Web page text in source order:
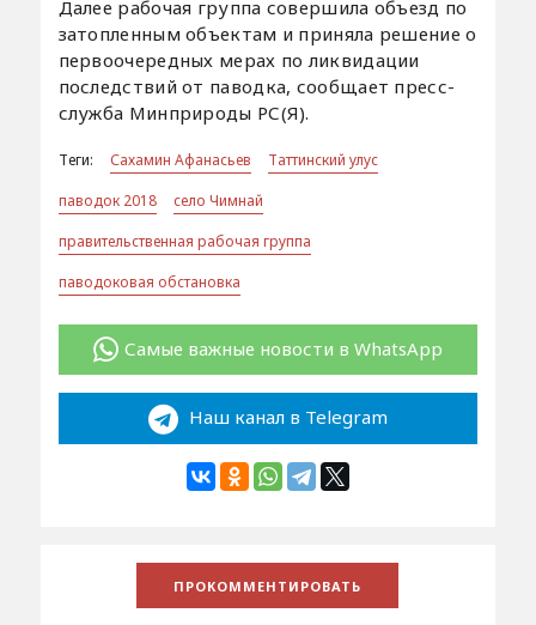
Далее рабочая группа совершила объезд по
затопленным объектам и приняла решение о
первоочередных мерах по ликвидации
последствий от паводка, сообщает пресс-
служба Минприроды РС(Я).
Теги: Сахамин Афанасьев
Таттинский улус
паводок 2018
село Чимнай
правительственная рабочая группа
паводоковая обстановка
Самые важные новости в WhatsApp
Наш канал в Telegram